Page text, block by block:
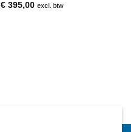
€395,00 excl. btw